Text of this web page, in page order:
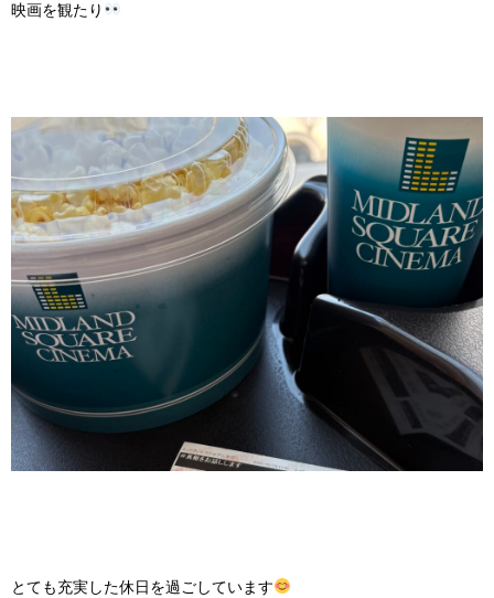
映画を観たり
とても充実した休日を過ごしています